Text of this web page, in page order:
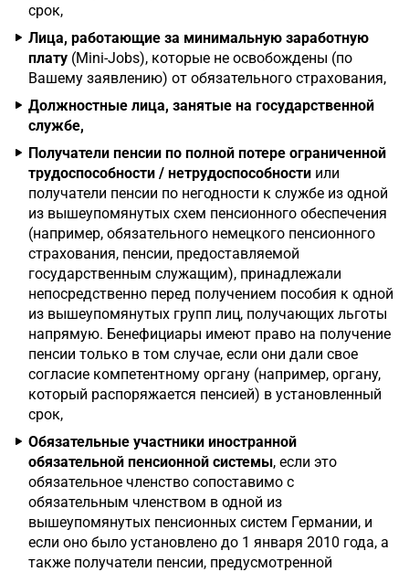
срок,
Лица, работающие за минимальную заработную
плату (Mini-Jobs), которые не освобождены (по
Вашему заявлению) от обязательного страхования,
Должностные лица, занятые на государственной
службе,
Получатели пенсии по полной потере ограниченной
трудоспособности / нетрудоспособности или
получатели пенсии по негодности к службе из одной
из вышеупомянутых схем пенсионного обеспечения
(например, обязательного немецкого пенсионного
страхования, пенсии, предоставляемой
государственным служащим), принадлежали
непосредственно перед получением пособия к одной
из вышеупомянутых групп лиц, получающих льготы
напрямую. Бенефициары имеют право на получение
пенсии только в том случае, если они дали свое
согласие компетентному органу (например, органу,
который распоряжается пенсией) в установленный
срок,
Обязательные участники иностранной
обязательной пенсионной системы, если это
обязательное членство сопоставимо с
обязательным членством в одной из
вышеупомянутых пенсионных систем Германии, и
если оно было установлено до 1 января 2010 года, а
также получатели пенсии, предусмотренной